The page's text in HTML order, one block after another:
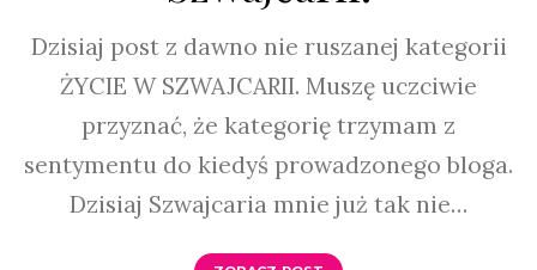
Dzisiaj post z dawno nie ruszanej kategorii
ŻYCIE W SZWAJCARII. Muszę uczciwie
przyznać, że kategorię trzymam z
sentymentu do kiedyś prowadzonego bloga.
Dzisiaj Szwajcaria mnie już tak nie…